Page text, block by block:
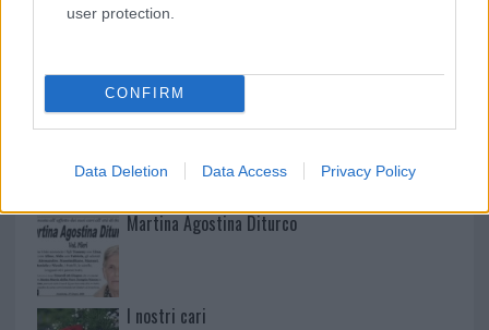
user protection.
CONFIRM
Data Deletion Data Access Privacy Policy
Paolo Pinna
Martina Agostina Diturco
I nostri cari